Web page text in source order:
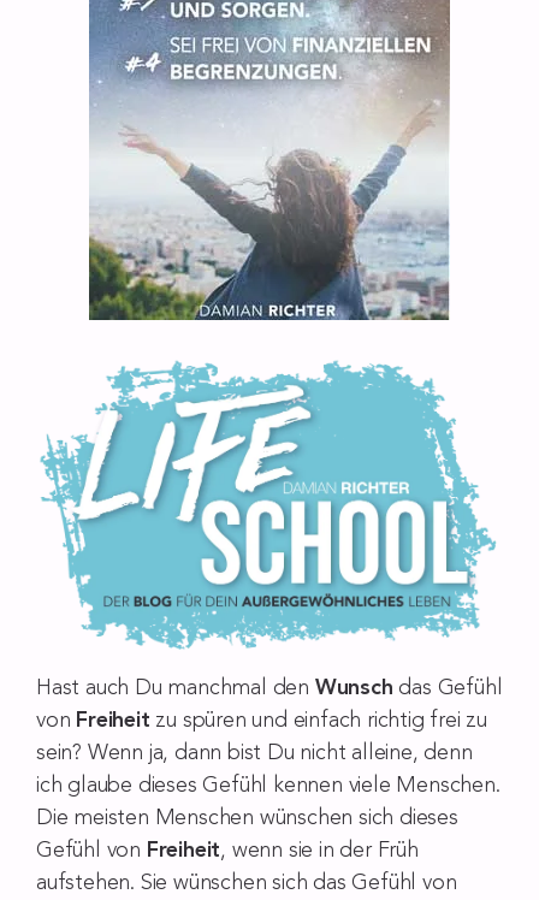
Hast auch Du manchmal den Wunsch das Gefühl
von Freiheit zu spüren und einfach richtig frei zu
sein? Wenn ja, dann bist Du nicht alleine, denn
ich glaube dieses Gefühl kennen viele Menschen.
Die meisten Menschen wünschen sich dieses
Gefühl von Freiheit, wenn sie in der Früh
aufstehen. Sie wünschen sich das Gefühl von